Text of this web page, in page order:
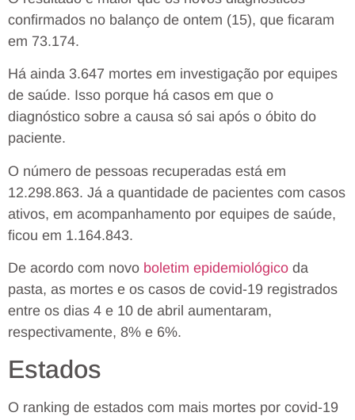
confirmados no balanço de ontem (15), que ficaram
em 73.174.
Há ainda 3.647 mortes em investigação por equipes
de saúde. Isso porque há casos em que o
diagnóstico sobre a causa só sai após o óbito do
paciente.
O número de pessoas recuperadas está em
12.298.863. Já a quantidade de pacientes com casos
ativos, em acompanhamento por equipes de saúde,
ficou em 1.164.843.
De acordo com novo boletim epidemiológico da
pasta, as mortes e os casos de covid-19 registrados
entre os dias 4 e 10 de abril aumentaram,
respectivamente, 8% e 6%.
Estados
O ranking de estados com mais mortes por covid-19